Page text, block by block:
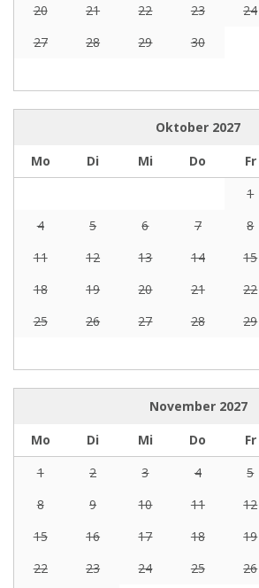
20
21 22 23 24
27
28 29 30
Oktober 2027
Mo
Di Mi Do Fr
1
4
5 6 7 8
11
12 13 14 15
18
19 20 21 22
25
26 27 28 29
November 2027
Mo
Di Mi Do Fr
1
2 3 4 5
8
9 10 11 12
15
16 17 18 19
22
23 24 25 26